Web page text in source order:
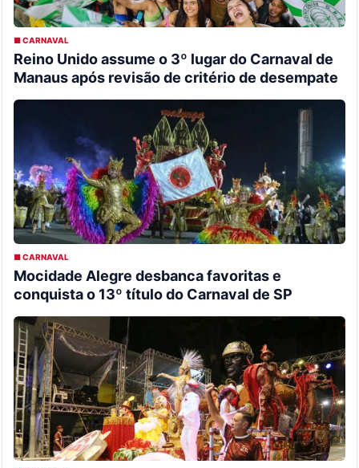
■ CARNAVAL
Reino Unido assume o 3º lugar do Carnaval de
Manaus após revisão de critério de desempate
■ CARNAVAL
Mocidade Alegre desbanca favoritas e
conquista o 13º título do Carnaval de SP